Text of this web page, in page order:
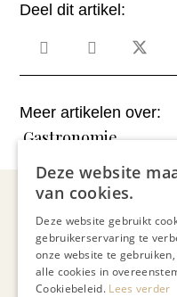
Deel dit artikel:
Meer artikelen over:
Gastronomie
Jo
Deze website
van cookies.
Deze website gebruikt
gebruikerservaring te
onze website te
alle cookies in
Cookiebeleid. Lees verder